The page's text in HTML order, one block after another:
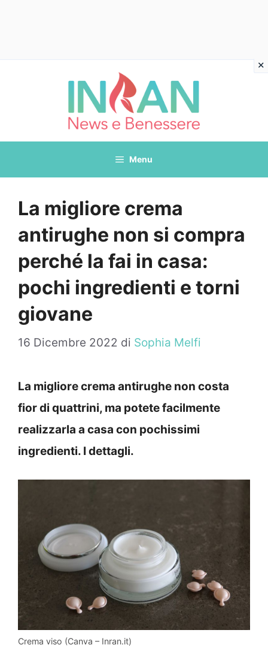
Menu
La migliore crema
antirughe non si compra
perché la fai in casa:
pochi ingredienti e torni
giovane
16 Dicembre 2022 di Sophia Melfi
La migliore crema antirughe non costa
fior di quattrini, ma potete facilmente
realizzarla a casa con pochissimi
ingredienti. I dettagli.
Crema viso (Canva – Inran.it)